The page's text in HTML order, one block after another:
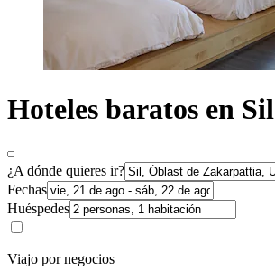
Hoteles baratos en Sil
¿A dónde quieres ir?
Fechas
Huéspedes
Viajo por negocios